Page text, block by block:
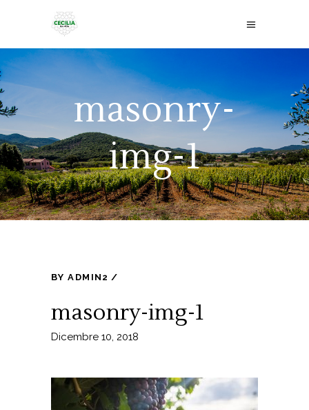
masonry-
img-1
BYADMIN2
masonry-img-1
Dicembre 10, 2018